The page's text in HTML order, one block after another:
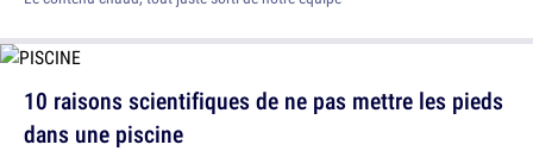
10 raisons scientifiques de ne pas mettre les pieds
dans une piscine